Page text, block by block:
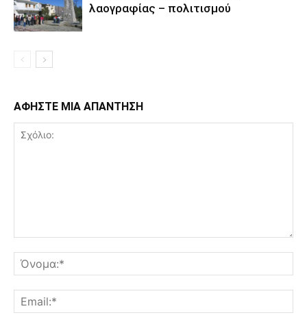
λαογραφίας – πολιτισμού
ΑΦΗΣΤΕ ΜΙΑ ΑΠΑΝΤΗΣΗ